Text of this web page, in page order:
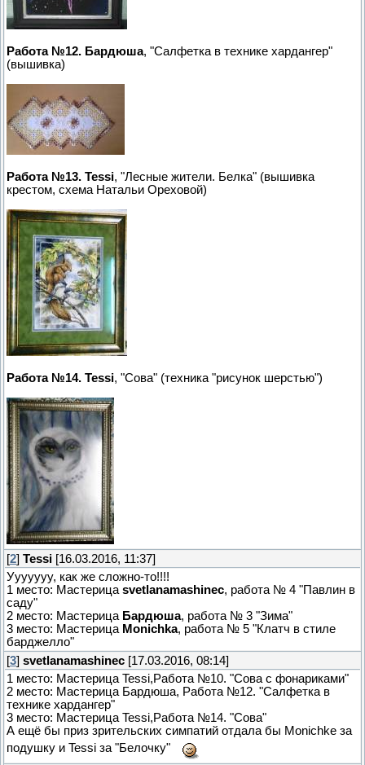
Работа №12. Бардюша, "Салфетка в технике хардангер"
(вышивка)
Работа №13. Tessi, "Лесные жители. Белка" (вышивка
крестом, схема Натальи Ореховой)
Работа №14. Tessi, "Сова" (техника "рисунок шерстью")
[2] Tessi [16.03.2016, 11:37]
Ууууууу, как же сложно-то!!!!
1 место: Мастерица svetlanamashinec, работа № 4 "Павлин в
саду"
2 место: Мастерица Бардюша, работа № 3 "Зима"
3 место: Мастерица Monichka, работа № 5 "Клатч в стиле
барджелло"
[3] svetlanamashinec [17.03.2016, 08:14]
1 место: Мастерица Tessi,Работа №10. "Сова с фонариками"
2 место: Мастерица Бардюша, Работа №12. "Салфетка в
технике хардангер"
3 место: Мастерица Tessi,Работа №14. "Сова"
А ещё бы приз зрительских симпатий отдала бы Monichke за
подушку и Tessi за "Белочку"